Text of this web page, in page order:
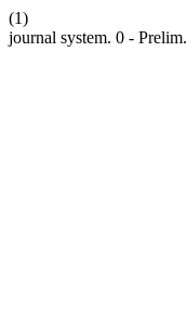
(1)
journal system. 0 - Prelim.